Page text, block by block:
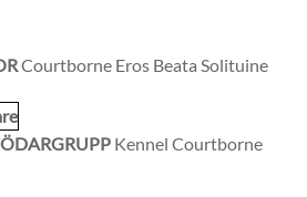
Courtborne Eros Beata Solituine
Kennel Courtborne